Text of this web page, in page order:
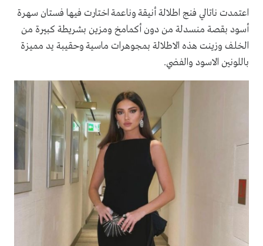
اعتمدت ناتالي فنج اطلالة أنيقة وناعمة اختارت فيها فستان سهرة
أسود بقصة منسدلة من دون أكمامخ ومزين بشريطة كبيرة من
الخلف وزينت هذه الاطلالة بمجوهرات ماسية وحقيبة يد مميزة
باللونين الاسود والفضي.